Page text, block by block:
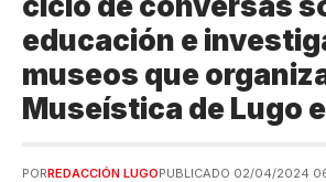
educación e
museos que
Museística de Lugo
PORREDACCIÓN LUGOPUBLICADO 02/04/2024